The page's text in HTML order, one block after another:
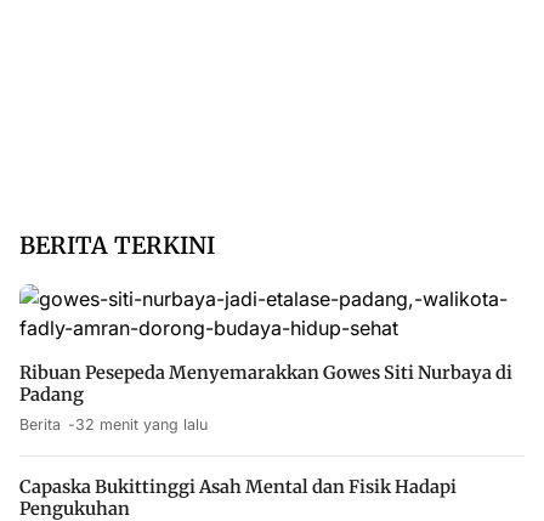
BERITA TERKINI
Ribuan Pesepeda Menyemarakkan Gowes Siti Nurbaya di
Padang
Berita 32 menit yang lalu
Capaska Bukittinggi Asah Mental dan Fisik Hadapi
Pengukuhan